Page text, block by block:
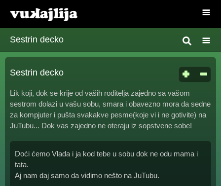
Sestrin decko
Sestrin decko
Lik koji, dok se krije od vaših roditelja zajedno sa vašom
sestrom dolazi u vašu sobu, smara i obavezno mora da sedne
za kompjuter i pušta svakakve pesme(koje vi i ne gotivite) na
JuTubu... Dok vas zajedno ne oteraju iz sopstvene sobe!
Doći ćemo Vlada i ja kod tebe u sobu dok ne odu mama i
tata.
Aj nam daj samo da vidimo nešto na JuTubu.